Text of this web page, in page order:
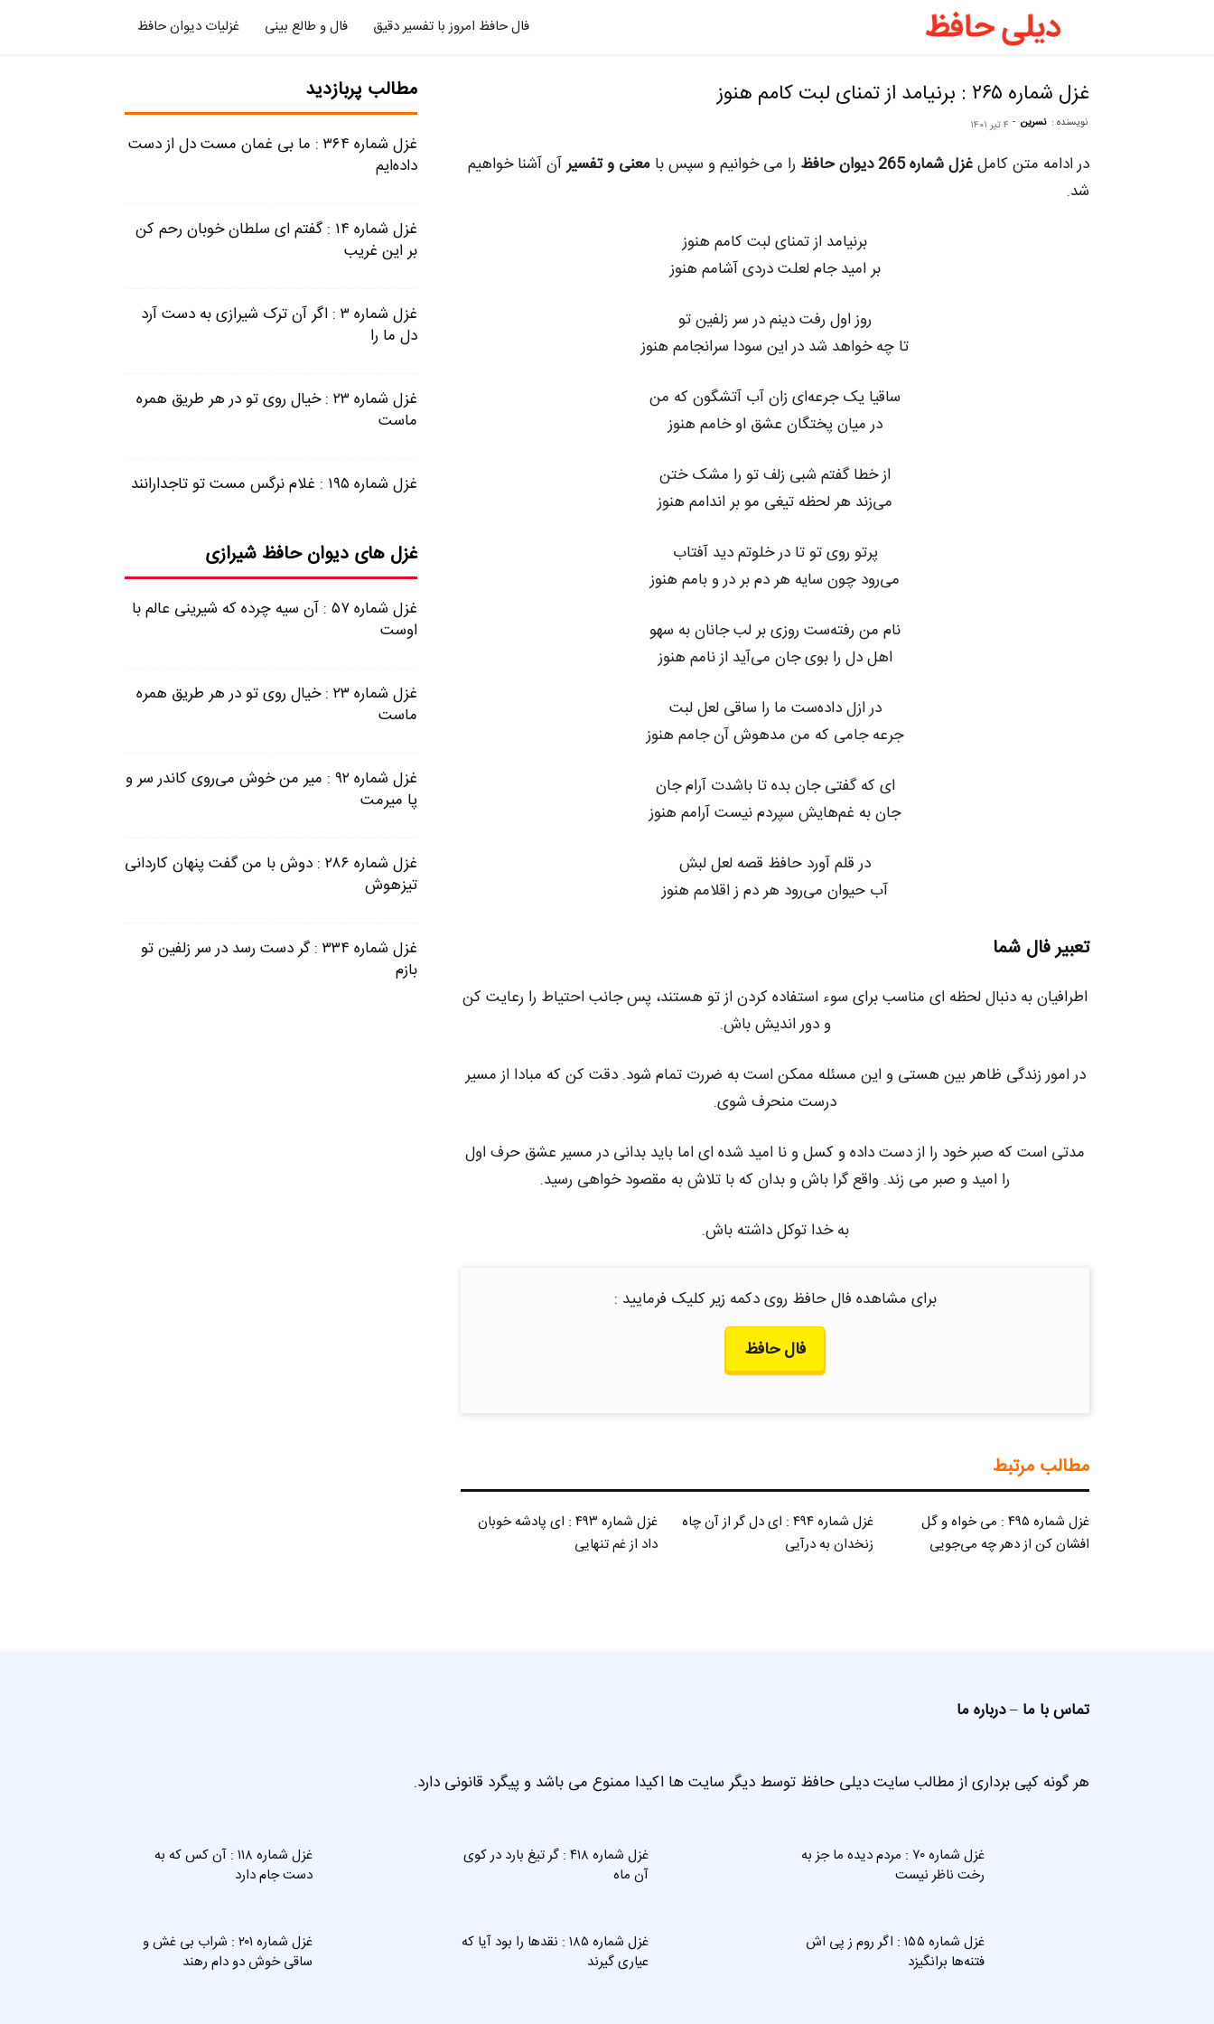
حافظ
غزلیات دیوان حافظ فال و طالع بینی فال حافظ امروز با تفسیر دقیق
غزل شماره ۲۶۵ : برنیامد از تمنای لبت کامم هنوز
نویسنده : نسرین - ۴ تیر ۱۴۰۱
در ادامه متن کاملغزل شماره 265 دیوان حافظ را می خوانیم و سپس با معنی و تفسیرآن آشنا خواهیم
شد.
برنیامد از تمنای لبت کامم هنوز
بر امید جام لعلت دردی آشامم هنوز
روز اول رفت دینم در سر زلفین تو
تا چه خواهد شد در این سودا سرانجامم هنوز
ساقیا یک جرعه‌ای زان آب آتشگون که من
در میان پختگان عشق او خامم هنوز
از خطا گفتم شبی زلف تو را مشک ختن
می‌زند هر لحظه تیغی مو بر اندامم هنوز
پرتو روی تو تا در خلوتم دید آفتاب
می‌رود چون سایه هر دم بر در و بامم هنوز
نام من رفته‌ست روزی بر لب جانان به سهو
اهل دل را بوی جان می‌آید از نامم هنوز
در ازل داده‌ست ما را ساقی لعل لبت
جرعه جامی که من مدهوش آن جامم هنوز
ای که گفتی جان بده تا باشدت آرام جان
جان به غم‌هایش سپردم نیست آرامم هنوز
در قلم آورد حافظ قصه لعل لبش
آب حیوان می‌رود هر دم ز اقلامم هنوز
تعبیر فال شما
اطرافیان به دنبال لحظه ای مناسب برای سوء استفاده کردن از تو هستند، پس جانب احتیاط را رعایت کن
و دور اندیش باش.
در امور زندگی ظاهر بین هستی و این مسئله ممکن است به ضررت تمام شود. دقت کن که مبادا از مسیر
درست منحرف شوی.
مدتی است که صبر خود را از دست داده و کسل و نا امید شده ای اما باید بدانی در مسیر عشق حرف اول
را امید و صبر می زند. واقع گرا باش و بدان که با تلاش به مقصود خواهی رسید.
به خدا توکل داشته باش.
برای مشاهده فال حافظ روی دکمه زیر کلیک فرمایید :
فال حافظ
مطالب مرتبط
غزل شماره ۴۹۵ : می خواه و گل
افشان کن از دهر چه می‌جویی
غزل شماره ۴۹۴ : ای دل گر از آن چاه
زنخدان به درآیی
غزل شماره ۴۹۳ : ای پادشه خوبان
داد از غم تنهایی
مطالب پربازدید
غزل شماره ۳۶۴ : ما بی غمان مست دل از دست
داده‌ایم
غزل شماره ۱۴ : گفتم ای سلطان خوبان رحم کن
بر این غریب
غزل شماره ۳ : اگر آن ترک شیرازی به دست آرد
دل ما را
غزل شماره ۲۳ : خیال روی تو در هر طریق همره
ماست
غزل شماره ۱۹۵ : غلام نرگس مست تو تاجدارانند
غزل های دیوان حافظ شیرازی
غزل شماره ۵۷ : آن سیه چرده که شیرینی عالم با
اوست
غزل شماره ۲۳ : خیال روی تو در هر طریق همره
ماست
غزل شماره ۹۲ : میر من خوش می‌روی کاندر سر و
پا میرمت
غزل شماره ۲۸۶ : دوش با من گفت پنهان کاردانی
تیزهوش
غزل شماره ۳۳۴ : گر دست رسد در سر زلفین تو
بازم
تماس با ما –درباره ما
هر گونه کپی برداری از مطالب سایت دیلی حافظ توسط دیگر سایت ها اکیدا ممنوع می باشد و پیگرد قانونی دارد.
غزل شماره ۷۰ : مردم دیده ما جز به
رخت ناظر نیست
غزل شماره ۴۱۸ : گر تیغ بارد در کوی
آن ماه
غزل شماره ۱۱۸ : آن کس که به
دست جام دارد
غزل شماره ۱۵۵ : اگر روم ز پی اش
فتنه‌ها برانگیزد
غزل شماره ۱۸۵ : نقدها را بود آیا که
عیاری گیرند
غزل شماره ۲۰۱ : شراب بی‌ غش و
ساقی خوش دو دام رهند